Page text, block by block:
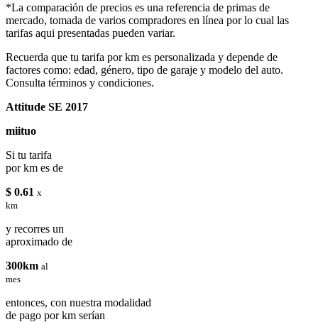
*La comparación de precios es una referencia de primas de
mercado, tomada de varios compradores en línea por lo cual las
tarifas aqui presentadas pueden variar.
Recuerda que tu tarifa por km es personalizada y depende de
factores como: edad, género, tipo de garaje y modelo del auto.
Consulta términos y condiciones.
Attitude SE 2017
miituo
Si tu tarifa
por km es de
$ 0.61 x
km
y recorres un
aproximado de
300km al
mes
entonces, con nuestra modalidad
de pago por km serían